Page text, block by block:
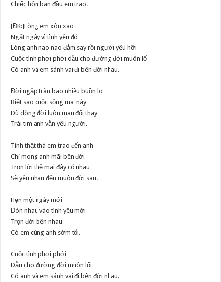
Chiếc hôn ban đầu em trao.
[ĐK:]Lòng em xôn xao
Ngất ngây vì tình yêu đó
Lòng anh nao nao đắm say rồi người yêu hỡi
Cuộc tình phơi phới dẫu cho đường đời muôn lối
Có anh và em sánh vai đi bên đời nhau.
Đời ngập tràn bao nhiêu buồn lo
Biết sao cuộc sống mai này
Dù dòng đời luôn mau đổi thay
Trái tim anh vẫn yêu người.
Tình thật thà em trao đến anh
Chỉ mong anh mãi bên đời
Trọn lời thề mai đây có nhau
Sẽ yêu nhau đến muôn đời sau.
Hẹn một ngày mới
Đón nhau vào tình yêu mới
Trọn đời bên nhau
Có em cùng anh sớm tối.
Cuộc tình phơi phới
Dẫu cho đường đời muôn lối
Có anh và em sánh vai đi bên đời nhau.